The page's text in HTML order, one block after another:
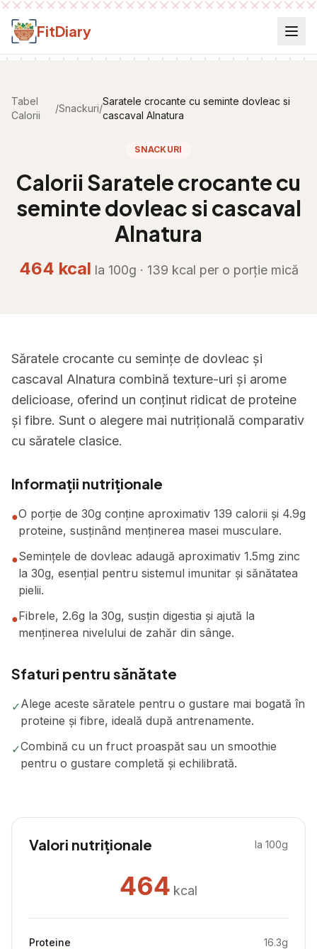
Salt la conținut
FitDiary
Tabel
Calorii
/Snackuri/
Saratele crocante cu seminte dovleac si
cascaval Alnatura
SNACKURI
Calorii Saratele crocante cu
seminte dovleac si cascaval
Alnatura
464 kcal la 100g · 139 kcal per o porție mică
Săratele crocante cu semințe de dovleac și
cascaval Alnatura combină texture-uri și arome
delicioase, oferind un conținut ridicat de proteine
și fibre. Sunt o alegere mai nutrițională comparativ
cu săratele clasice.
Informații nutriționale
●O porție de 30g conține aproximativ 139 calorii și 4.9g
proteine, susținând menținerea masei musculare.
●Semințele de dovleac adaugă aproximativ 1.5mg zinc
la 30g, esențial pentru sistemul imunitar și sănătatea
pielii.
●Fibrele, 2.6g la 30g, susțin digestia și ajută la
menținerea nivelului de zahăr din sânge.
Sfaturi pentru sănătate
✓Alege aceste săratele pentru o gustare mai bogată în
proteine și fibre, ideală după antrenamente.
✓Combină cu un fruct proaspăt sau un smoothie
pentru o gustare completă și echilibrată.
Valori nutriționale la 100g
464 kcal
Proteine 16.3g